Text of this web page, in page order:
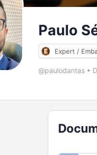
Paulo
Expert /
@paulodantas •